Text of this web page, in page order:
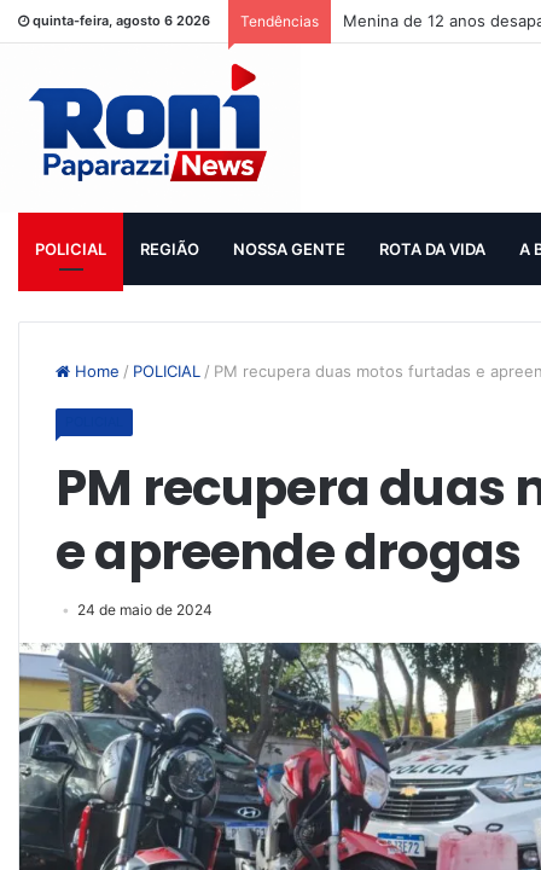
quinta-feira, agosto 6 2026 Tendências Menina de 12 anos
POLICIAL REGIÃO NOSSA GENTE ROTA DA VIDA A
Home / POLICIAL / PM recupera duas motos furtadas e
PM recupera duas
e apreende drogas
24 de maio de 2024